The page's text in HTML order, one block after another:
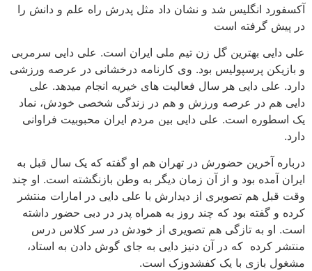
آکسفورد انگلیس شد و نشان داد مثل پدرش راه علم و دانش را
در پیش گرفته است
علی دایی بهترین گل زن تیم ملی ایران است. علی دایی سرمربی
و بازیکن پرسپولیس بود. وی کارنامه درخشانی در عرصه ورزشی
دارد. علی دایی هر سال فعالیت های خیریه انجام میدهد. علی
دایی هم در عرصه ورزش و هم در زندگی شخصی خودش، نماد
یک اسطوره است. علی دایی بین مردم ایران محبوبیت فراوانی
دارد.
درباره آخرین حضورش در تهران هم او گفته که یک سال قبل به
ایران آمده بود و از آن زمان دیگر به وطن بازنگشته است. او چند
وقت قبل هم تصویری از دیدارش با علی دایی در امارات منتشر
کرده و گفته بود که چند روز به همراه پدر در دبی حضور داشته
است. او به تازگی هم تصویری از خودش در سر کلاس درس
منتشر کرده که در آن دنیز دایی به جای گوش دادن به استاد،
مشغول بازی با یک کفشدوزک است.